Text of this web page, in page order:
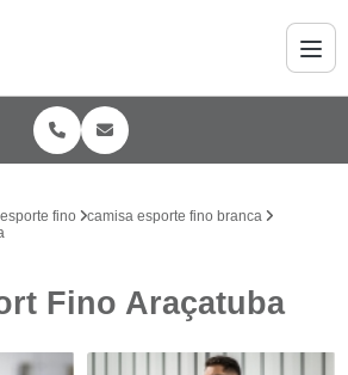
fino
camisa esporte fino branca
Fino Araçatuba